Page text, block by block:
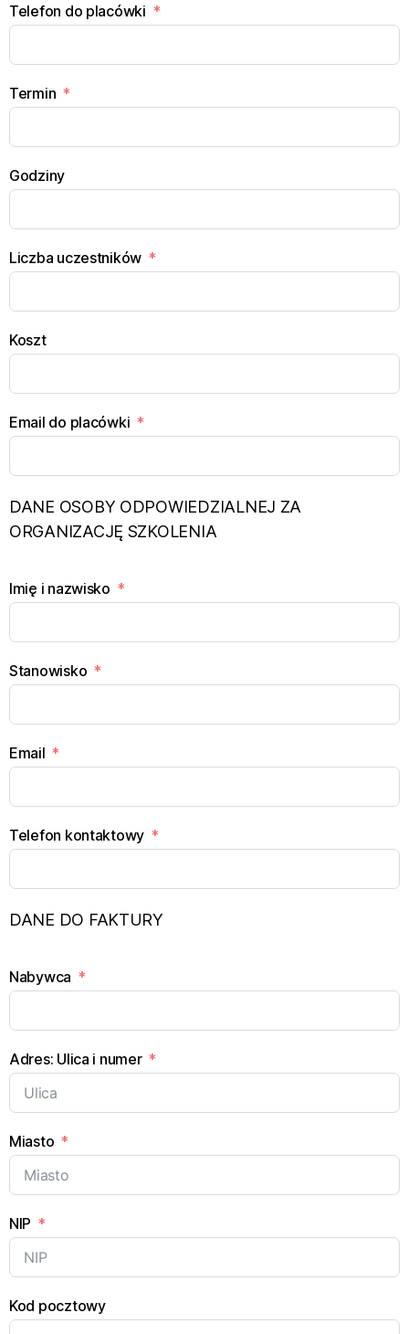
Telefon do placówki
Termin
Godziny
Liczba uczestników
Koszt
Email do placówki
DANE OSOBY ODPOWIEDZIALNEJ ZA
ORGANIZACJĘ SZKOLENIA
Imię i nazwisko
Stanowisko
Email
Telefon kontaktowy
DANE DO FAKTURY
Nabywca
Adres: Ulica i numer
Miasto
NIP
Kod pocztowy